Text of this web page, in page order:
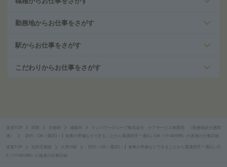
勤務地からお仕事をさがす
駅からお仕事をさがす
こだわりからお仕事をさがす
派遣TOP 関西 京都府 城陽市
マンパワーグループ株式会社 ケアサービス事業部 （医療福祉介護関
連）
【8月～OK！週2日～】食事の準備などできることから看護助手＊週払いOK（111451595）の派遣の仕事詳細
派遣TOP 近鉄京都線 久津川駅
【8月～OK！週2日～】食事の準備などできることから看護助手＊週払いO
K（111451595）の派遣の仕事詳細